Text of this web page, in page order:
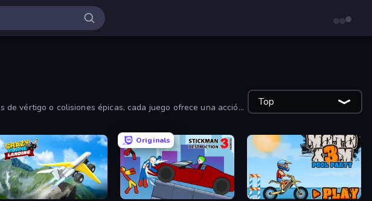
vértigo o colisiones épicas, cada juego ofrece una acción
Top
Plane Landing
Originals
Stickman Destruction 3 Heroes Moto X3M 5: Pool Party